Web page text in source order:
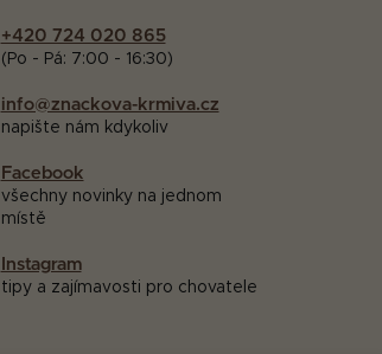
+420 724 020 865
(Po - Pá: 7:00 - 16:30)
info@znackova-krmiva.cz
napište nám kdykoliv
Facebook
všechny novinky na jednom
místě
Instagram
tipy a zajímavosti pro chovatele